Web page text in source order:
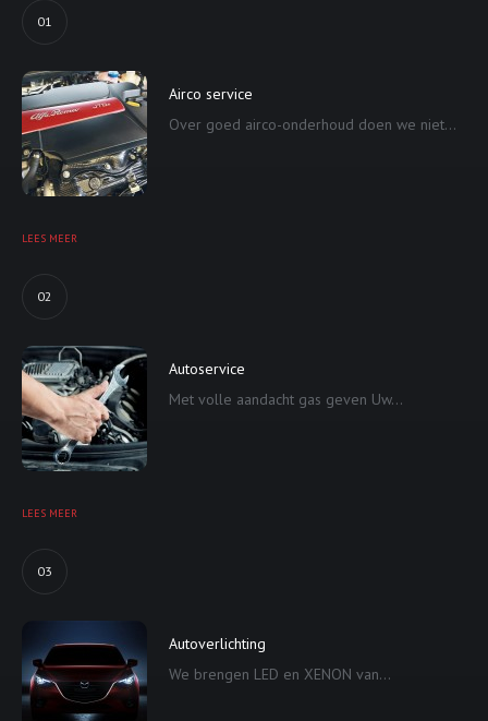
01
Airco service
Over goed airco-onderhoud doen we niet...
LEES MEER
02
Autoservice
Met volle aandacht gas geven Uw...
LEES MEER
03
Autoverlichting
We brengen LED en XENON van...